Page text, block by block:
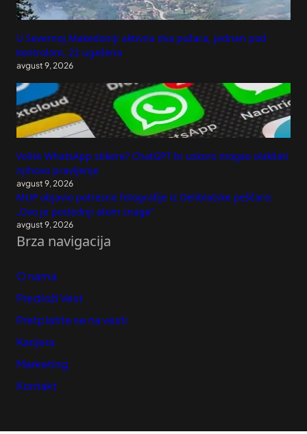
U Severnoj Makedoniji aktivna dva požara, jednan pod
kontrolom, 22 ugašena
avgust 9, 2026
Volite WhatsApp stikere? ChatGPT bi uskoro mogao olakšati
njihovo pravljenje
avgust 9, 2026
MUP objavio potresne fotografije iz Deliblatske peščare:
„Ovo je poslednji atom snage“
avgust 9, 2026
Brza navigacija
O nama
Predloži Vest
Pretplatite se na vesti
Karijera
Marketing
Kontakt